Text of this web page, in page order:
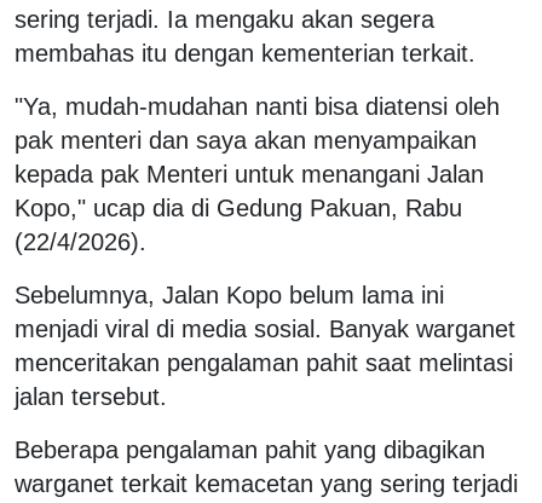
sering terjadi. Ia mengaku akan segera
membahas itu dengan kementerian terkait.
"Ya, mudah-mudahan nanti bisa diatensi oleh
pak menteri dan saya akan menyampaikan
kepada pak Menteri untuk menangani Jalan
Kopo," ucap dia di Gedung Pakuan, Rabu
(22/4/2026).
Sebelumnya, Jalan Kopo belum lama ini
menjadi viral di media sosial. Banyak warganet
menceritakan pengalaman pahit saat melintasi
jalan tersebut.
Beberapa pengalaman pahit yang dibagikan
warganet terkait kemacetan yang sering terjadi